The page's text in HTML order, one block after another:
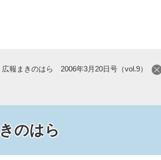
広報まきのはら 2006年3月20日号（vol.9）
のはら